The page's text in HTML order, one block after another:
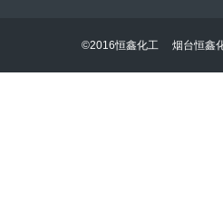
©2016恒鑫化工 烟台恒鑫